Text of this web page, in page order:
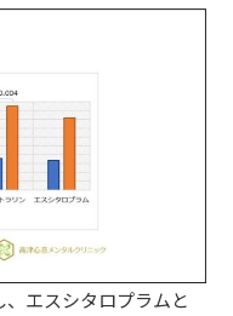
エスシタロプラムと